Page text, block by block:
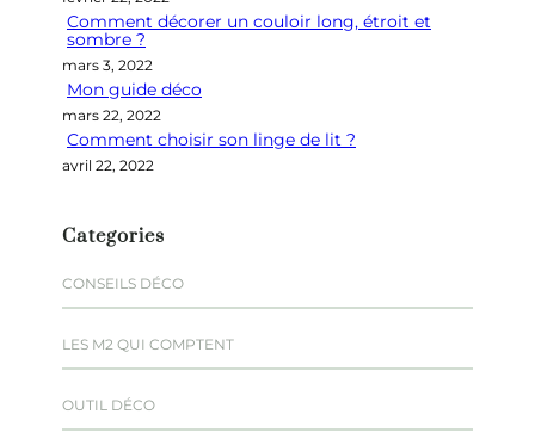
Comment décorer un couloir long, étroit et
sombre ?
mars 3, 2022
Mon guide déco
mars 22, 2022
Comment choisir son linge de lit ?
avril 22, 2022
Categories
CONSEILS DÉCO
LES M2 QUI COMPTENT
OUTIL DÉCO